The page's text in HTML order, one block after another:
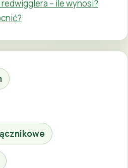
– ile wynosi?